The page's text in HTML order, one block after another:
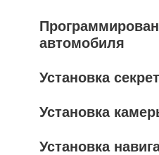
автомобиля
Установка
Установка
Установка